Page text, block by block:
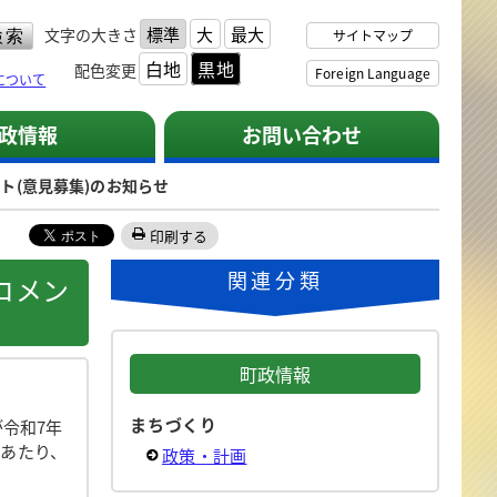
文字の大きさ 標準 大 最大
配色変更 白地 黒地
サイトマップ
Foreign Language
ついて
情報 お問い合わせ
(意見募集)のお知らせ
印刷する
メン
和7年
たり、
関連分類
町政情報
まちづくり
政策・計画